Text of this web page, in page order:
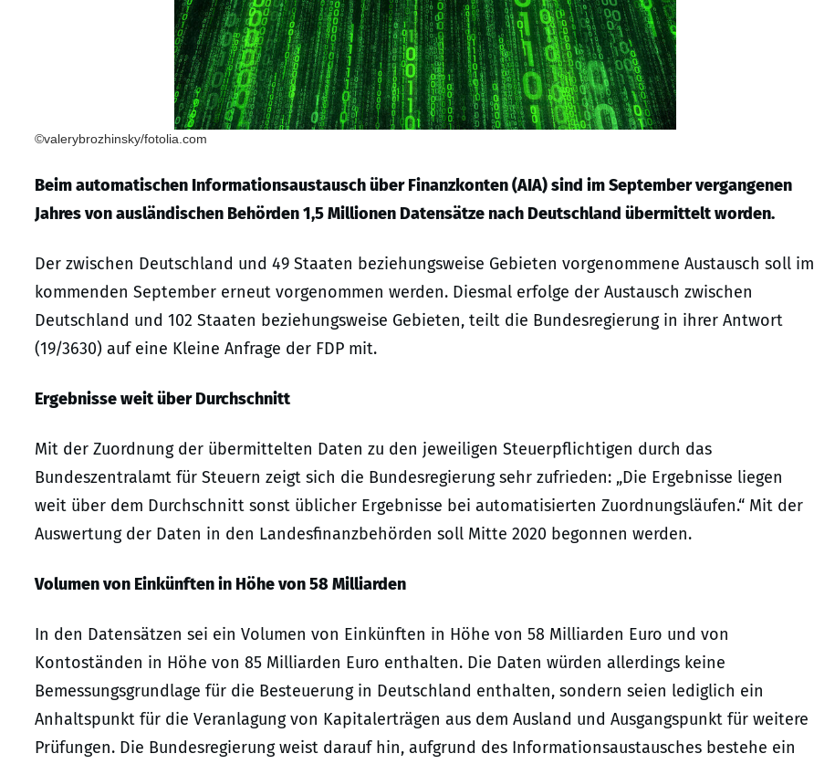
©valerybrozhinsky/fotolia.com
Beim automatischen Informationsaustausch über Finanzkonten (AIA) sind im September vergangenen
Jahres von ausländischen Behörden 1,5 Millionen Datensätze nach Deutschland übermittelt worden.
Der zwischen Deutschland und 49 Staaten beziehungsweise Gebieten vorgenommene Austausch soll im
kommenden September erneut vorgenommen werden. Diesmal erfolge der Austausch zwischen
Deutschland und 102 Staaten beziehungsweise Gebieten, teilt die Bundesregierung in ihrer Antwort
(19/3630) auf eine Kleine Anfrage der FDP mit.
Ergebnisse weit über Durchschnitt
Mit der Zuordnung der übermittelten Daten zu den jeweiligen Steuerpflichtigen durch das
Bundeszentralamt für Steuern zeigt sich die Bundesregierung sehr zufrieden: „Die Ergebnisse liegen
weit über dem Durchschnitt sonst üblicher Ergebnisse bei automatisierten Zuordnungsläufen.“ Mit der
Auswertung der Daten in den Landesfinanzbehörden soll Mitte 2020 begonnen werden.
Volumen von Einkünften in Höhe von 58 Milliarden
In den Datensätzen sei ein Volumen von Einkünften in Höhe von 58 Milliarden Euro und von
Kontoständen in Höhe von 85 Milliarden Euro enthalten. Die Daten würden allerdings keine
Bemessungsgrundlage für die Besteuerung in Deutschland enthalten, sondern seien lediglich ein
Anhaltspunkt für die Veranlagung von Kapitalerträgen aus dem Ausland und Ausgangspunkt für weitere
Prüfungen. Die Bundesregierung weist darauf hin, aufgrund des Informationsaustausches bestehe ein